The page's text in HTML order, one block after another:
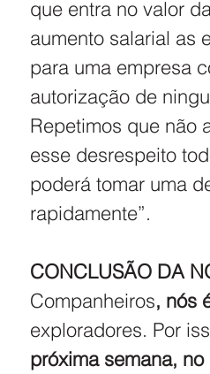
que entra no valor
aumento salarial as
para uma empresa
autorização de
Repetimos que não
esse desrespeito
poderá tomar uma
rapidamente”.
CONCLUSÃO DA
Companheiros, nós
exploradores. Por
próxima semana,